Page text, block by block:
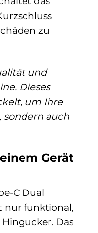
zu
und
Dieses
um Ihre
sondern auch
Gerät
C Dual
nur funktional,
Das